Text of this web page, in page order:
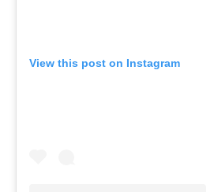
View this post on Instagram